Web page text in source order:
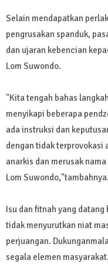
Selain mendapatkan
pengrusakan spanduk,
dan ujaran kebencian
Lom Suwondo.
"Kita tengah bahas
menyikapi beberapa
ada instruksi dan
dengan tidak terprovokasi
anarkis dan merusak
Lom Suwondo,"tambahnya.
Isu dan fitnah yang
tidak menyurutkan niat
perjuangan.
segala elemen masyarakat.